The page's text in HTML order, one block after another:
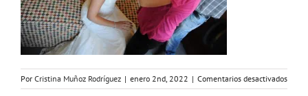
Por Cristina Muñoz Rodríguez | enero 2nd, 2022 | Comentarios desactivadosen